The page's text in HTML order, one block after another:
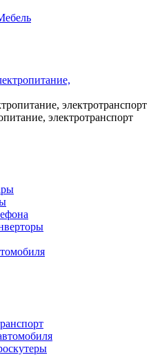
электротранспорт
электротранспорт